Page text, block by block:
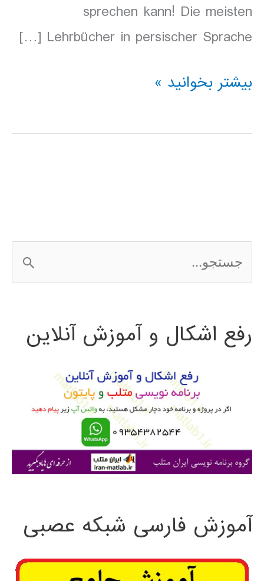
sprechen kann! Die meisten
Lehrbücher in persischer Sprache […]
Hörbuch
Erlernen
بیشتر بخوانید »
س
ج
ی
رفع اشکال و آموزش آنلاین
آموزش فارسی شبکه عصبی